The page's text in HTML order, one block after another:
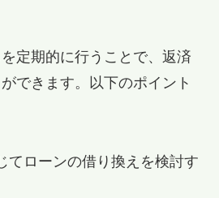
定期的に行うことで、返済
できます。以下のポイント
てローンの借り換えを検討す